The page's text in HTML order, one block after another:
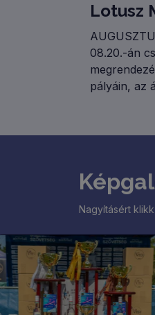
08.20.-án
pályáin, az
csapatot
csoportkör:
13.30.-15.30.
Nagyításért